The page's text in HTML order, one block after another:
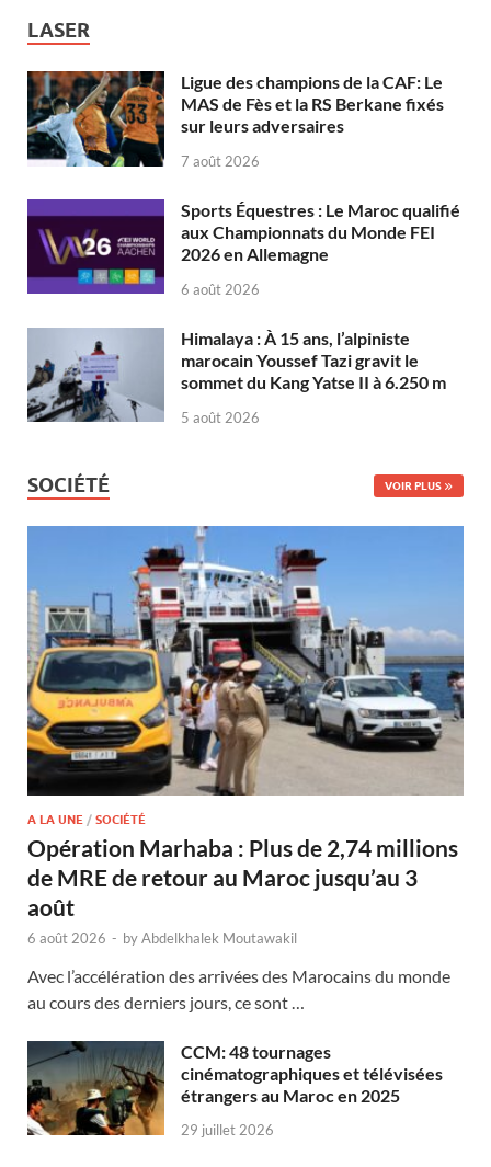
LASER
Ligue des champions de la CAF: Le
MAS de Fès et la RS Berkane fixés
sur leurs adversaires
7 août 2026
Sports Équestres : Le Maroc qualifié
aux Championnats du Monde FEI
2026 en Allemagne
6 août 2026
Himalaya : À 15 ans, l’alpiniste
marocain Youssef Tazi gravit le
sommet du Kang Yatse II à 6.250 m
5 août 2026
SOCIÉTÉ VOIR PLUS
A LA UNE / SOCIÉTÉ
Opération Marhaba : Plus de 2,74 millions
de MRE de retour au Maroc jusqu’au 3
août
6 août 2026 - byAbdelkhalek Moutawakil
Avec l’accélération des arrivées des Marocains du monde
au cours des derniers jours, ce sont …
CCM: 48 tournages
cinématographiques et télévisées
étrangers au Maroc en 2025
29 juillet 2026